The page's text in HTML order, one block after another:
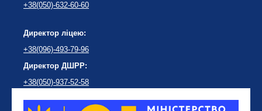
+38(050)-632-60-60
Директор ліцею:
+38(096)-493-79-96
Директор ДШРР:
+38(050)-937-52-58